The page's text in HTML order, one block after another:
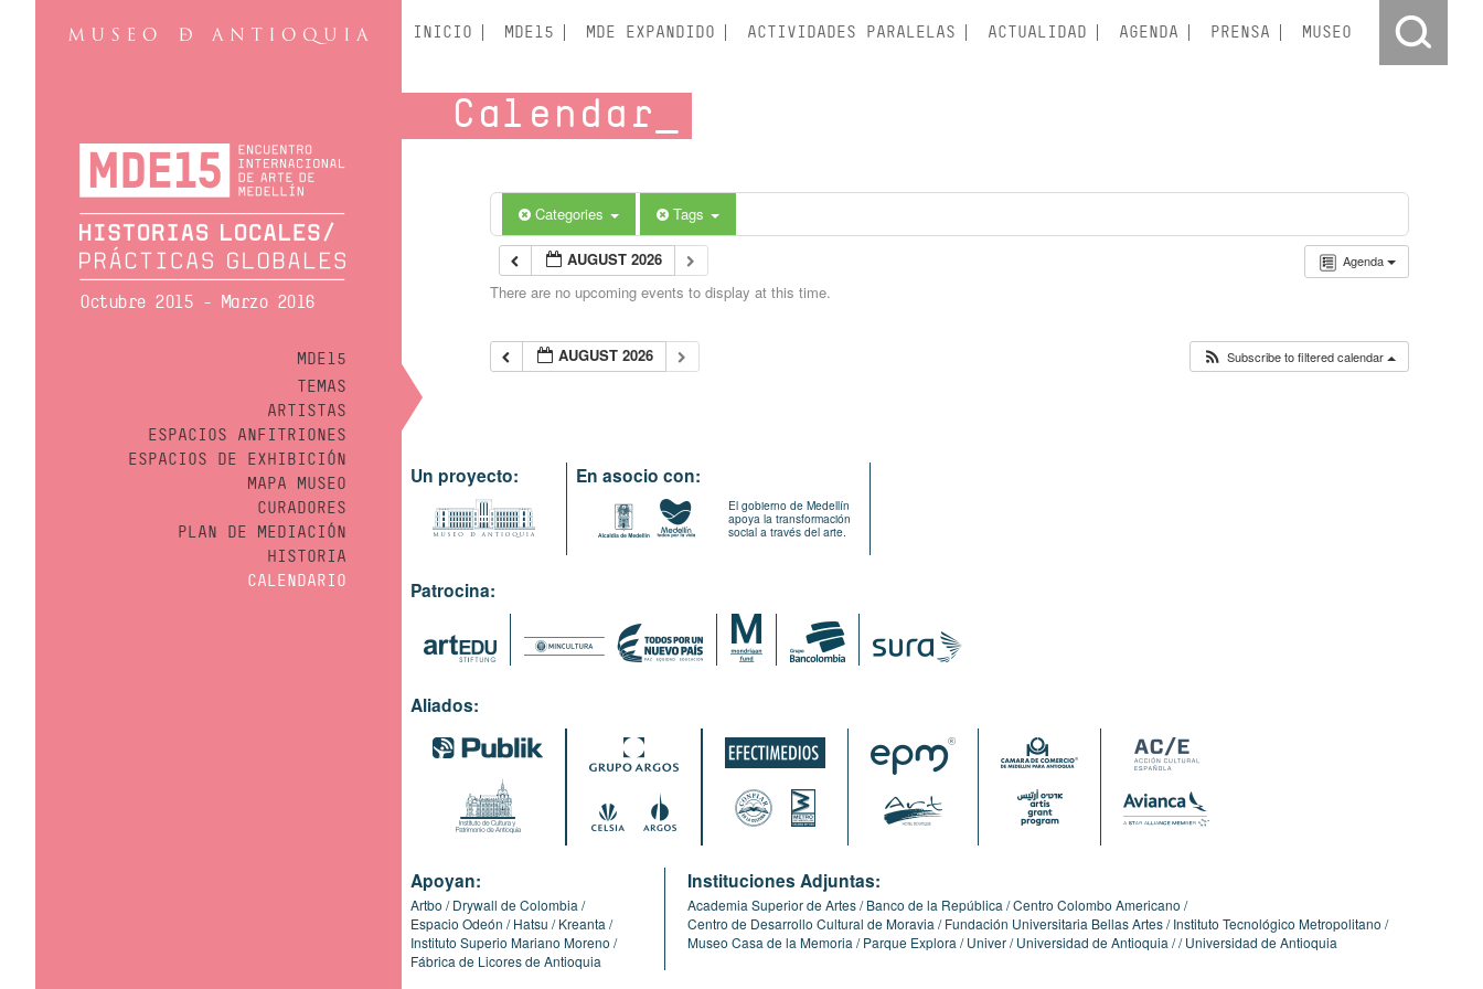
Octubre 2015 - Marzo 2016
MDE15
TEMAS
ARTISTAS
ESPACIOS ANFITRIONES
ESPACIOS DE EXHIBICIÓN
MAPA MUSEO
CURADORES
PLAN DE MEDIACIÓN
HISTORIA
CALENDARIO
INICIO MDE15 MDE EXPANDIDO ACTIVIDADES PARALELAS ACTUALIDAD AGENDA PRENSA MUSEO
Calendar
Categories Tags
Agenda
AUGUST 2026
There are no upcoming events to display at this time.
AUGUST 2026 Subscribe to filtered calendar
Un proyecto: En asocio con:
El gobierno de Medellín
apoya la transformación
social a través del arte.
Patrocina:
Aliados:
Apoyan:
Artbo
Drywall de Colombia
Espacio Odeón
Hatsu
Kreanta
Instituto Superio Mariano Moreno
Fábrica de Licores de Antioquia
Instituciones Adjuntas:
Academia Superior de Artes Banco de la República Centro Colombo Americano
Centro de Desarrollo Cultural de Moravia
Fundación Universitaria Bellas Artes Instituto Tecnológico Metropolitano
Museo Casa de la Memoria
Parque Explora Univer Universidad de Antioquia Universidad de Antioquia